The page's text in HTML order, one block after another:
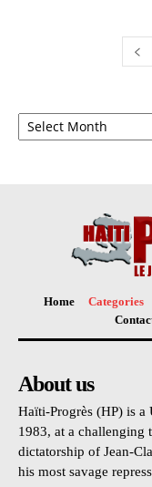
Archives
Home Categories
About us
Haïti-Progrès (HP) is a
1983, at a challenging
dictatorship of Jean-
his most savage